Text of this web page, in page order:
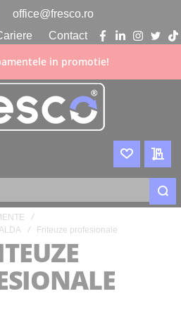
office@fresco.ro
Contact
facebook
linkedin
in promotie!
WISHLIST
Friteuze profesionale